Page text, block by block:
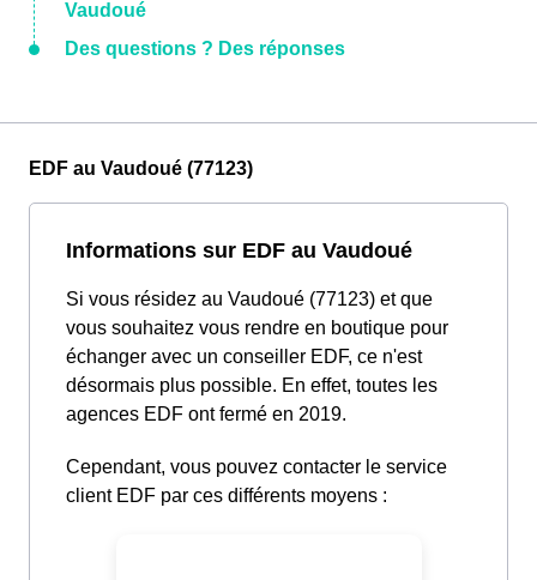
Vaudoué
Des questions ? Des réponses
EDF au Vaudoué (77123)
Informations sur EDF au Vaudoué
Si vous résidez au Vaudoué (77123) et que
vous souhaitez vous rendre en boutique pour
échanger avec un conseiller EDF, ce n'est
désormais plus possible. En effet, toutes les
agences EDF ont fermé en 2019.
Cependant, vous pouvez contacter le service
client EDF par ces différents moyens :